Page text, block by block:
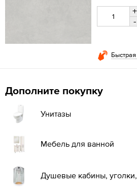
+
-
Дополните покупку
Унитазы
Мебель для ванной
Душевые кабины,